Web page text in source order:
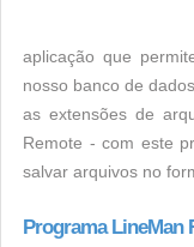
aplicação que
nosso banco de
as extensões de
Remote - com este
salvar arquivos no
Programa LineMan